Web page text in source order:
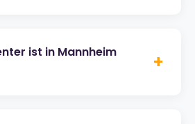
ist in Mannheim
+